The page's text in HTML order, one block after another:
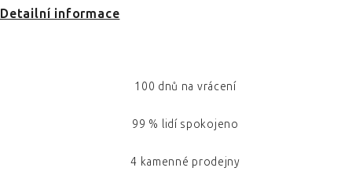
Detailní informace
100 dnů na vrácení
99 % lidí spokojeno
4 kamenné prodejny